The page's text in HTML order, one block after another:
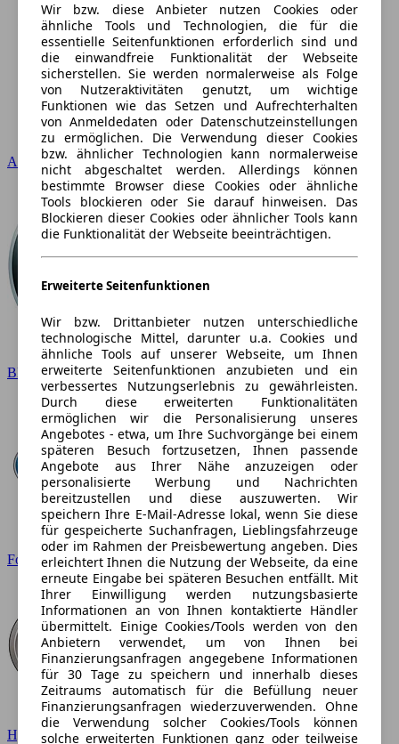
Audi
BMW
Ford
Hyundai
Wir bzw. diese Anbieter nutzen Cookies oder
ähnliche Tools und Technologien, die für die
essentielle Seitenfunktionen erforderlich sind und
die einwandfreie Funktionalität der Webseite
sicherstellen. Sie werden normalerweise als Folge
von Nutzeraktivitäten genutzt, um wichtige
Funktionen wie das Setzen und Aufrechterhalten
von Anmeldedaten oder Datenschutzeinstellungen
zu ermöglichen. Die Verwendung dieser Cookies
bzw. ähnlicher Technologien kann normalerweise
nicht abgeschaltet werden. Allerdings können
bestimmte Browser diese Cookies oder ähnliche
Tools blockieren oder Sie darauf hinweisen. Das
Blockieren dieser Cookies oder ähnlicher Tools kann
die Funktionalität der Webseite beeinträchtigen.
Erweiterte Seitenfunktionen
Wir bzw. Drittanbieter nutzen unterschiedliche
technologische Mittel, darunter u.a. Cookies und
ähnliche Tools auf unserer Webseite, um Ihnen
erweiterte Seitenfunktionen anzubieten und ein
verbessertes Nutzungserlebnis zu gewährleisten.
Durch diese erweiterten Funktionalitäten
ermöglichen wir die Personalisierung unseres
Angebotes - etwa, um Ihre Suchvorgänge bei einem
späteren Besuch fortzusetzen, Ihnen passende
Angebote aus Ihrer Nähe anzuzeigen oder
personalisierte Werbung und Nachrichten
bereitzustellen und diese auszuwerten. Wir
speichern Ihre E-Mail-Adresse lokal, wenn Sie diese
für gespeicherte Suchanfragen, Lieblingsfahrzeuge
oder im Rahmen der Preisbewertung angeben. Dies
erleichtert Ihnen die Nutzung der Webseite, da eine
erneute Eingabe bei späteren Besuchen entfällt. Mit
Ihrer Einwilligung werden nutzungsbasierte
Informationen an von Ihnen kontaktierte Händler
übermittelt. Einige Cookies/Tools werden von den
Anbietern verwendet, um von Ihnen bei
Finanzierungsanfragen angegebene Informationen
für 30 Tage zu speichern und innerhalb dieses
Zeitraums automatisch für die Befüllung neuer
Finanzierungsanfragen wiederzuverwenden. Ohne
die Verwendung solcher Cookies/Tools können
solche erweiterten Funktionen ganz oder teilweise